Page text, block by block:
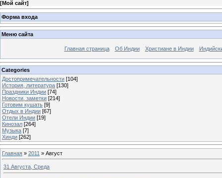
[Мой сайт]
Форма входа
Меню сайта
Главная страница Об Индии Христиане в Индии
Categories
Достопримечательности [104]
История, литература [130]
Праздники Индии [74]
Новости, заметки [214]
Готовим кушать [9]
Отдых в Индии [67]
Отели Индии [19]
Кинозал [264]
Музыка [7]
Хинди [262]
Главная » 2011 » Август
31 Августа, Среда